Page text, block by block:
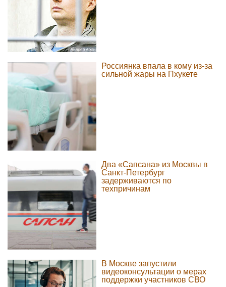
Россиянка впала в кому из-за
сильной жары на Пхукете
Два «Сапсана» из Москвы в
Санкт-Петербург
задерживаются по
техпричинам
В Москве запустили
видеоконсультации о мерах
поддержки участников СВО